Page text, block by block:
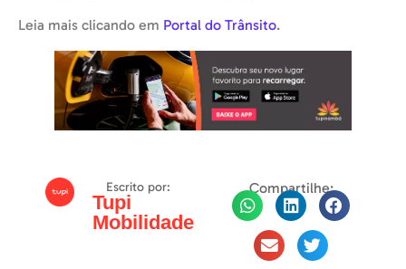
Leia mais clicando em Portal do Trânsito.
Escrito por:
Tupi
Mobilidade
Compartilhe: